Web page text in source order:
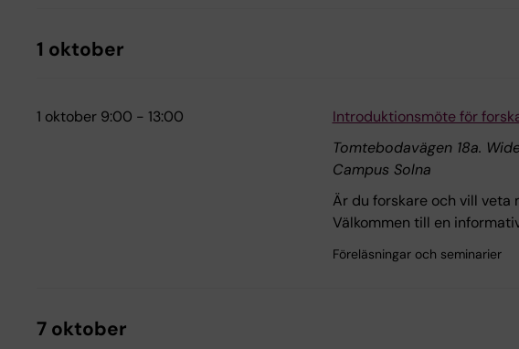
1 oktober
1 oktober 9:00 - 13:00
Introduktionsmöte för
Tomtebodavägen 18a.
Campus Solna
Är du forskare och vill veta
Välkommen till en
Föreläsningar och seminarier
7 oktober